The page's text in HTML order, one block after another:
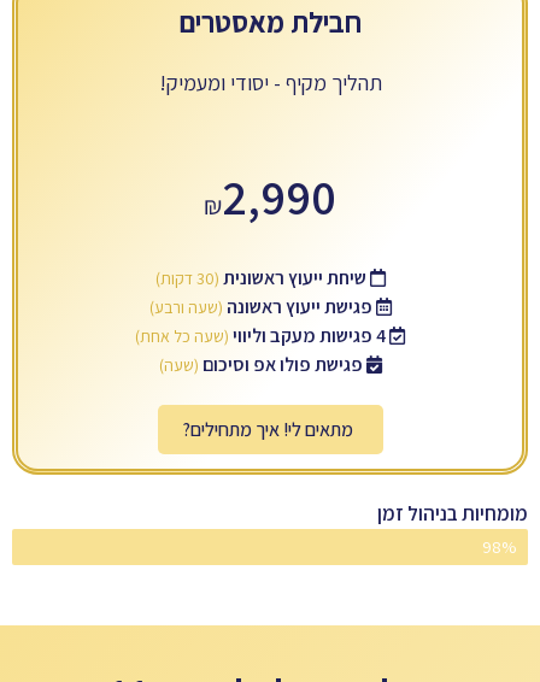
חבילת מאסטרים
תהליך מקיף - יסודי ומעמיק!
₪2,990
שיחת ייעוץ ראשונית (30 דקות)
פגישת ייעוץ ראשונה (שעה ורבע)
(שעה כל אחת)
פגישת פולו אפ וסיכום (שעה)
מתאים לי! איך מתחילים?
מומחיות בניהול זמן
מאסטרים
98%